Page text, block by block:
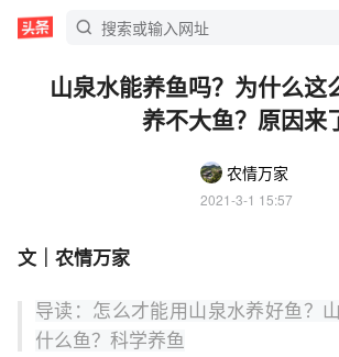
山泉水能养鱼吗？为什么这
养不大鱼？原因来
农情万家
2021-3-1 15:57
文｜农情万家
导读：怎么才能用山泉水养好鱼？
什么鱼？科学养鱼